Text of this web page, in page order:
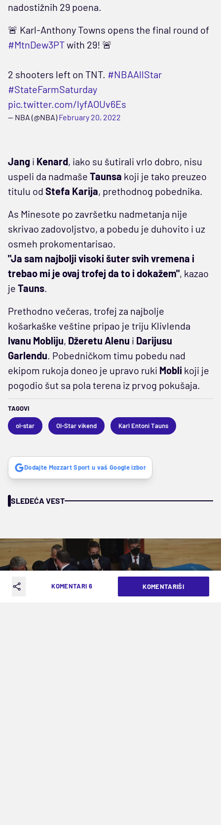
nadostižnih 29 poena.
🚨 Karl-Anthony Towns opens the final round of
#MtnDew3PTwith 29! 🚨
2 shooters left on TNT. #NBAAllStar
#StateFarmSaturday
pic.twitter.com/lyfAOUv6Es
— NBA (@NBA)February 20, 2022
Jang i Kenard, iako su šutirali vrlo dobro, nisu
uspeli da nadmaše Taunsa koji je tako preuzeo
titulu od Stefa Karija, prethodnog pobednika.
As Minesote po završetku nadmetanja nije
skrivao zadovoljstvo, a pobedu je duhovito i uz
osmeh prokomentarisao.
"Ja sam najbolji visoki šuter svih vremena i
trebao mi je ovaj trofej da to i dokažem", kazao
je Tauns.
Prethodno večeras, trofej za najbolje
košarkaške veštine pripao je triju Klivlenda
Ivanu Mobliju, Džeretu Alenu i Darijusu
Garlendu. Pobedničkom timu pobedu nad
ekipom rukoja doneo je upravo ruki Mobli koji je
pogodio šut sa pola terena iz prvog pokušaja.
TAGOVI
ol-star Ol-Star vikend Karl Entoni Tauns
Dodajte Mozzart Sport u vaš Google izbor
SLEDEĆA VEST
KOMENTARI 6 KOMENTARIŠI